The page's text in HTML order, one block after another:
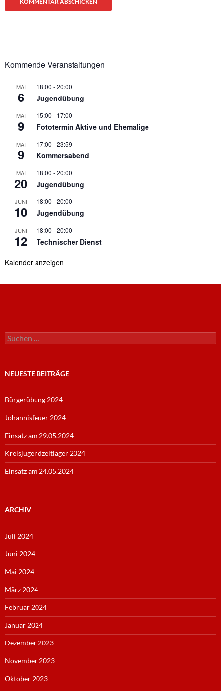
Kommende Veranstaltungen
MAI
6
18:00 -20:00
Jugendübung
MAI
9
15:00 - 17:00
Fototermin Aktive und Ehemalige
MAI
9
17:00 -23:59
Kommersabend
MAI
20
18:00 -20:00
Jugendübung
JUNI
10
18:00 -20:00
Jugendübung
JUNI
12
18:00 -20:00
Technischer Dienst
Kalender anzeigen
Suche
nach:
NEUESTE BEITRÄGE
Bürgerübung 2024
Johannisfeuer 2024
Einsatz am 29.05.2024
Kreisjugendzeltlager 2024
Einsatz am 24.05.2024
ARCHIV
Juli 2024
Juni 2024
Mai 2024
März 2024
Februar 2024
Januar 2024
Dezember 2023
November 2023
Oktober 2023